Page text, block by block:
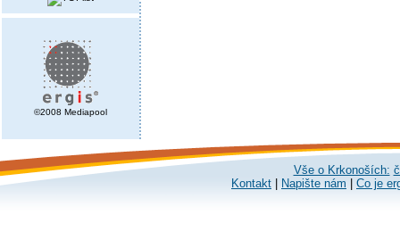
©2008 Mediapool
Vše o Krkonoších:
Kontakt
Napište nám Co je